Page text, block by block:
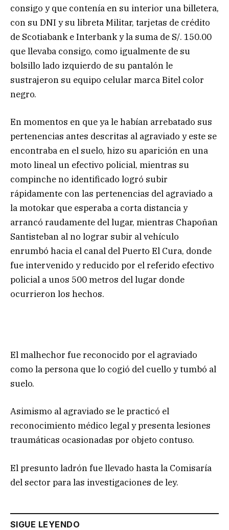
consigo y que contenía en su interior una billetera,
con su DNI y su libreta Militar, tarjetas de crédito
de Scotiabank e Interbank y la suma de S/. 150.00
que llevaba consigo, como igualmente de su
bolsillo lado izquierdo de su pantalón le
sustrajeron su equipo celular marca Bitel color
negro.
En momentos en que ya le habían arrebatado sus
pertenencias antes descritas al agraviado y este se
encontraba en el suelo, hizo su aparición en una
moto lineal un efectivo policial, mientras su
compinche no identificado logró subir
rápidamente con las pertenencias del agraviado a
la motokar que esperaba a corta distancia y
arrancó raudamente del lugar, mientras Chapoñan
Santisteban al no lograr subir al vehículo
enrumbó hacia el canal del Puerto El Cura, donde
fue intervenido y reducido por el referido efectivo
policial a unos 500 metros del lugar donde
ocurrieron los hechos.
El malhechor fue reconocido por el agraviado
como la persona que lo cogió del cuello y tumbó al
suelo.
Asimismo al agraviado se le practicó el
reconocimiento médico legal y presenta lesiones
traumáticas ocasionadas por objeto contuso.
El presunto ladrón fue llevado hasta la Comisaría
del sector para las investigaciones de ley.
SIGUE LEYENDO